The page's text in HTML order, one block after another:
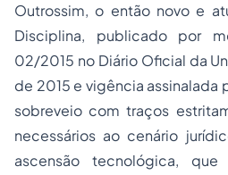
Outrossim, o então novo e
Disciplina, publicado por
02/2015 no Diário Oficial da
de 2015 e vigência assinalada
sobreveio com traços
necessários ao cenário
ascensão tecnológica,